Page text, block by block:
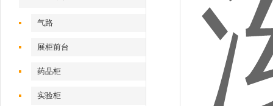
气路
展柜前台
药品柜
实验柜